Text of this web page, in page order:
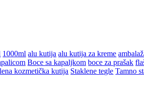
1000ml alu kutija alu kutija za kreme
Boce sa kapaljkom boce za prašak
kozmetička kutija Staklene tegle Tamno